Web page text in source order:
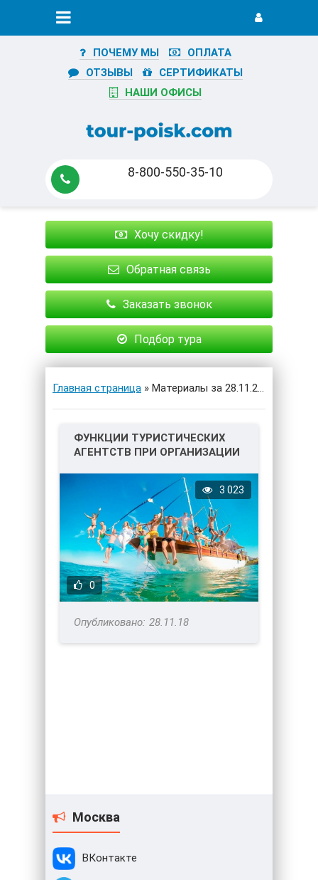
ПОЧЕМУ МЫ
ОПЛАТА
ОТЗЫВЫ
СЕРТИФИКАТЫ
НАШИ ОФИСЫ
8-800-550-35-10
Хочу скидку!
Обратная связь
Заказать звонок
Подбор тура
Главная страница » Материалы за 28.11.2018
ФУНКЦИИ ТУРИСТИЧЕСКИХ
АГЕНТСТВ ПРИ ОРГАНИЗАЦИИ
0
3 023
28.11.18
Москва
ВКонтакте